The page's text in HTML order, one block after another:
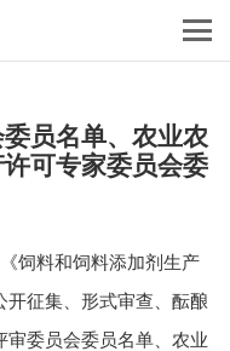
员名单、农业农
可专家委员会委
饲料和饲料添加剂生产
开征集、形式审查、酝酿
审委员会委员名单、农业